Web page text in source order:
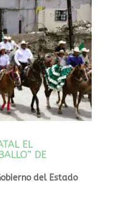
EL
DE
del Estado